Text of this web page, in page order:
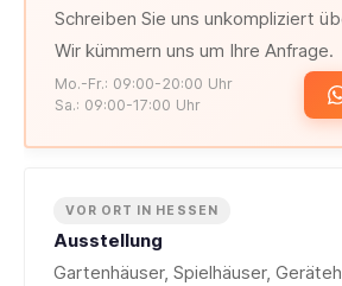
Schreiben Sie uns unkompliziert
Wir kümmern uns um Ihre Anfrage.
Mo.-Fr.: 09:00-20:00 Uhr
Sa.: 09:00-17:00 Uhr
VOR ORT IN HESSEN
Ausstellung
Gartenhäuser, Spielhäuser,